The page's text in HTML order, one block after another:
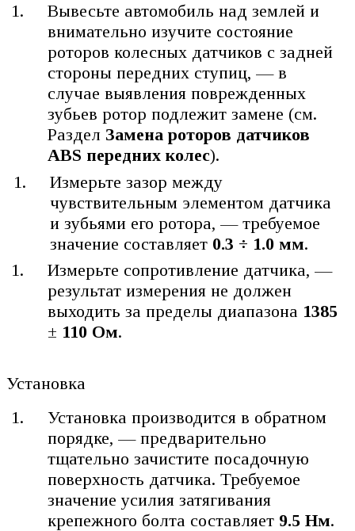
Вывесьте автомобиль над землей и
внимательно изучите состояние
роторов колесных датчиков с задней
стороны передних ступиц, — в
случае выявления поврежденных
зубьев ротор подлежит замене (см.
Раздел Замена роторов датчиков
ABS передних колес).
Измерьте зазор между
чувствительным элементом датчика
и зубьями его ротора, — требуемое
значение составляет 0.3 ÷ 1.0 мм.
Измерьте сопротивление датчика, —
результат измерения не должен
выходить за пределы диапазона 1385
± 110 Ом.
Установка
Установка производится в обратном
порядке, — предварительно
тщательно зачистите посадочную
поверхность датчика. Требуемое
значение усилия затягивания
крепежного болта составляет 9.5 Нм.